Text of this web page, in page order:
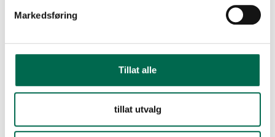
Markedsføring
Tillat alle
tillat utvalg